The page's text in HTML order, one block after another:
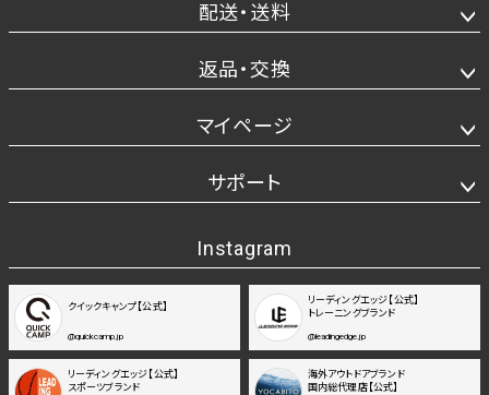
配送・送料
返品・交換
マイページ
サポート
Instagram
クイックキャンプ【公式】
@quickcamp.jp
リーディングエッジ【公式】
トレーニングブランド
@leadingedge.jp
リーディングエッジ【公式】
スポーツブランド
海外アウトドアブランド
国内総代理店【公式】